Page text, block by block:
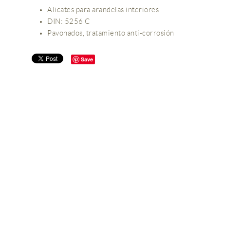
Alicates para arandelas interiores
DIN: 5256 C
Pavonados, tratamiento anti-corrosión
Save